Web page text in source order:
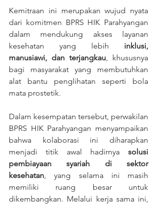
Kemitraan ini merupakan wujud nyata
dari komitmen BPRS HIK Parahyangan
dalam mendukung akses layanan
kesehatan yang lebih inklusi,
manusiawi, dan terjangkau , khususnya
bagi masyarakat yang membutuhkan
alat bantu penglihatan seperti bola
mata prostetik.
Dalam kesempatan tersebut, perwakilan
BPRS HIK Parahyangan menyampaikan
bahwa kolaborasi ini diharapkan
menjadi titik awal hadirnya solusi
pembiayaan syariah di sektor
kesehatan , yang selama ini masih
memiliki ruang besar untuk
dikembangkan. Melalui kerja sama ini,